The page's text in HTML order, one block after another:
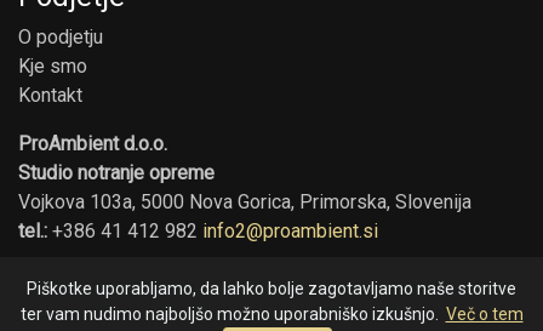
O podjetju
Kje smo
Kontakt
ProAmbient d.o.o.
Studio notranje opreme
Vojkova 103a, 5000 Nova Gorica, Primorska, Slovenija
tel.: +386 41 412 982 info2@proambient.si
Piškotke uporabljamo, da lahko bolje zagotavljamo naše storitve
ter vam nudimo najboljšo možno uporabniško izkušnjo. Več o tem